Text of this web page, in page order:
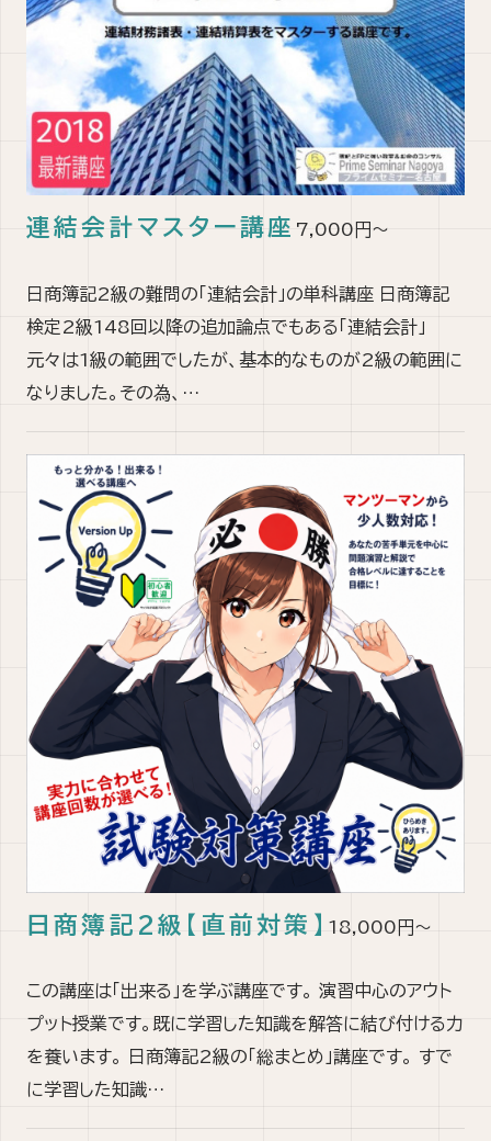
連結会計マスター講座 7,000円～
日商簿記2級の難問の「連結会計」の単科講座 日商簿記
検定2級148回以降の追加論点でもある「連結会計」
元々は1級の範囲でしたが、基本的なものが2級の範囲に
なりました。その為、…
日商簿記2級【直前対策】 18,000円～
この講座は「出来る」を学ぶ講座です。 演習中心のアウト
プット授業です。既に学習した知識を解答に結び付ける力
を養います。 日商簿記2級の「総まとめ」講座です。 すで
に学習した知識…